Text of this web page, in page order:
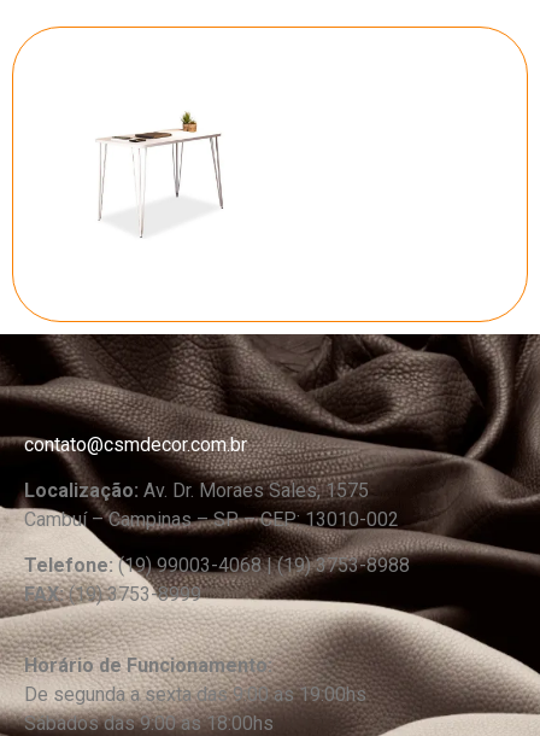
contato@csmdecor.com.br
Localização: Av. Dr. Moraes Sales, 1575
Cambuí – Campinas – SP – CEP: 13010-002
Telefone: (19) 99003-4068 | (19) 3753-8988
FAX:(19) 3753-8999
Horário de Funcionamento:
De segunda a sexta das 9:00 as 19:00hs
Sábados das 9:00 as 18:00hs